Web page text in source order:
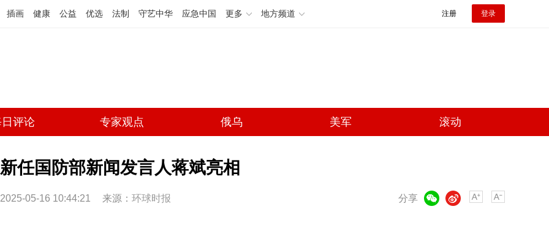
插画 健康 公益 优选 法制 守艺中华 应急中国 更多 地方频道 注册 登录
评论 专家观点 俄乌 美军 滚动
新任国防部新闻发言人蒋斌亮相
2025-05-16 10:44:21 来源： 环球时报 分享
微博